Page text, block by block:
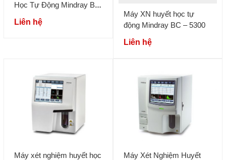
Học Tự Động Mindray BC
Liên hệ
Máy XN huyết học tự
động Mindray BC – 5300
Liên hệ
Máy xét nghiệm huyết học
Máy Xét Nghiệm Huyết